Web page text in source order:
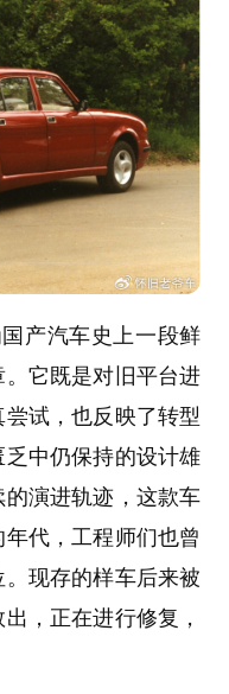
产汽车史上一段鲜
它既是对旧平台进
试，也反映了转型
中仍保持的设计雄
演进轨迹，这款车
代，工程师们也曾
现存的样车后来被
，正在进行修复，